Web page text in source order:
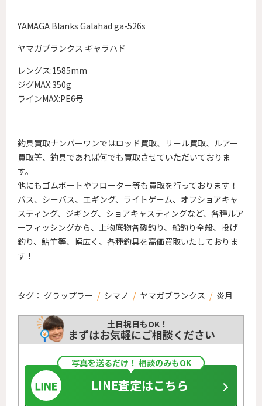
YAMAGA Blanks Galahad ga-526s
ヤマガブランクス ギャラハド
レングス:1585mm
ジグMAX:350g
ラインMAX:PE6号
釣具買取ナンバーワンではロッド買取、リール買取、ルアー
買取等、釣具であれば何でも買取させていただいておりま
す。
他にもゴムボートやフローター等も買取を行っております！
バス、シーバス、エギング、ライトゲーム、オフショアキャ
スティング、 ジギング、ショアキャスティングなど、各種ルア
ーフィッシングから、
上物底物各磯釣り、船釣り全般、投げ
釣り、鮎竿等、 幅広く、各種釣具を高価買取いたしておりま
す！
タグ： グラップラー / シマノ / ヤマガブランクス / 炎月
土日祝日もOK！
まずはお気軽にご相談ください
写真を送るだけ！ 相談のみもOK
LINE査定はこちら